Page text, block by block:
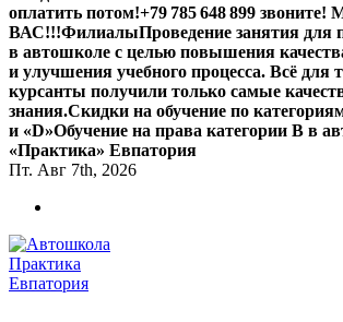
оплатить потом!+79 785 648 899
ВАС!!!ФилиалыПроведение занятия для
в автошколе с целью повышения
и улучшения учебного процесса. Всё для
курсанты получили только самые
знания.Скидки на обучение по
и «D»Обучение на права категории B в
«Практика» Евпатория
Пт. Авг 7th, 2026